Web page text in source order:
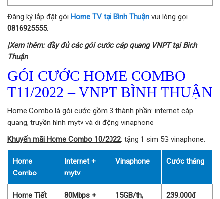
Đăng ký lắp đặt gói Home TV tại Bình Thuận vui lòng gọi
0816925555.
|Xem thêm: đầy đủ các gói cước cáp quang VNPT tại Bình
Thuận
GÓI CƯỚC HOME COMBO
T11/2022 – VNPT BÌNH THUẬN
Home Combo là gói cước gồm 3 thành phần: internet cáp
quang, truyền hình mytv và di động vinaphone
Khuyến mãi Home Combo 10/2022: tặng 1 sim 5G vinaphone.
Home
Combo
Internet +
mytv
Vinaphone Cước tháng
Home Tiết 80Mbps + 15GB/th, 239.000đ